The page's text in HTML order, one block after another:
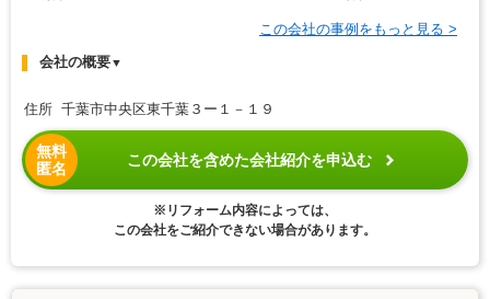
この会社の事例をもっと見る >
会社の概要▼
住所 千葉市中央区東千葉３ー１－１９
無料
匿名
この会社を含めた会社紹介を申込む
※リフォーム内容によっては、
この会社をご紹介できない場合があります。